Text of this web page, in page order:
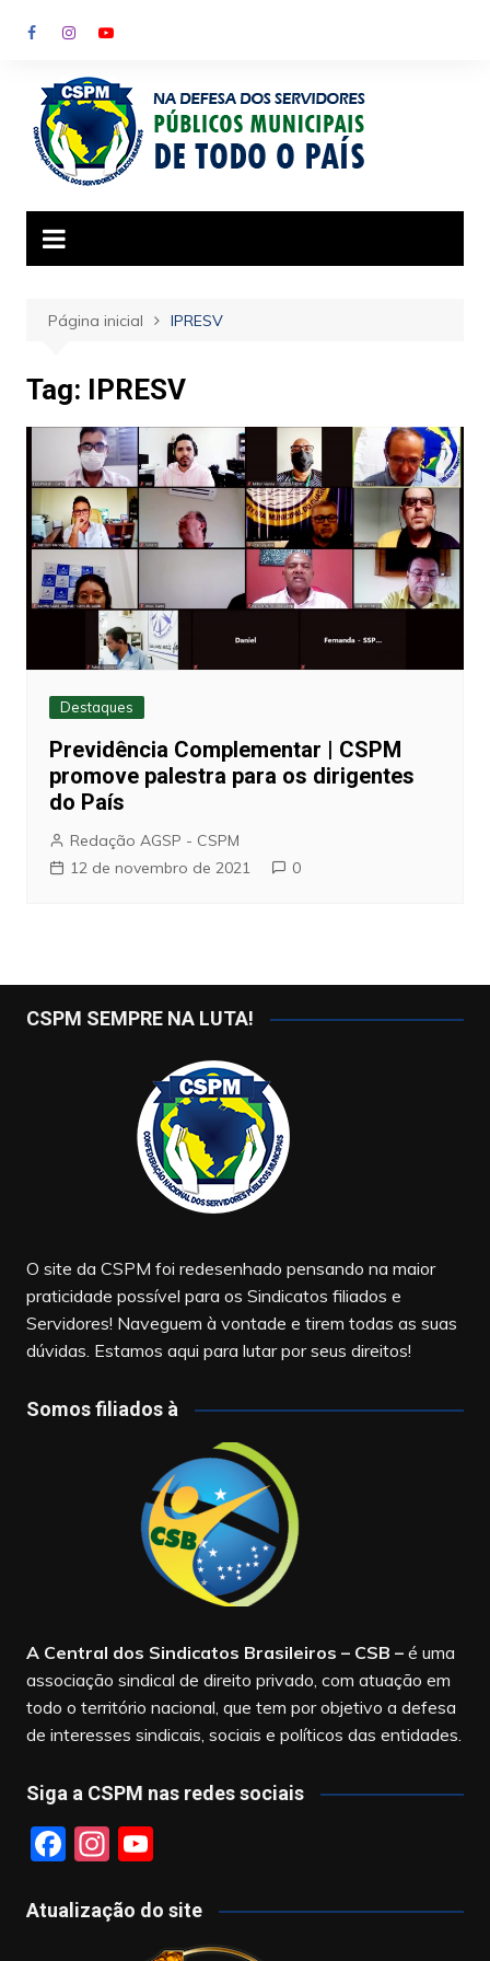
para
conteúdo
Página inicial IPRESV
Tag: IPRESV
Destaques
Previdência Complementar | CSPM
promove palestra para os dirigentes
do País
Redação AGSP - CSPM
12 de novembro de 2021
0
CSPM SEMPRE NA LUTA!
O site da CSPM foi redesenhado pensando na maior
praticidade possível para os Sindicatos filiados e
Servidores! Naveguem à vontade e tirem todas as suas
dúvidas. Estamos aqui para lutar por seus direitos!
Somos filiados à
A Central dos Sindicatos Brasileiros – CSB –é uma
associação sindical de direito privado, com atuação em
todo o território nacional, que tem por objetivo a defesa
de interesses sindicais, sociais e políticos das entidades.
Siga a CSPM nas redes sociais
F
c
In
a
Y
u
T
Atualização do site